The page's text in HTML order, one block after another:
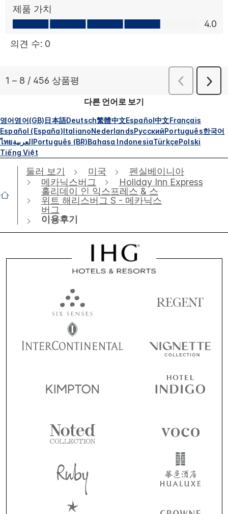
다른 언어로 보기
영어영어(GB)日本語Deutsch繁體中文Español中文Français
Español (España)ItalianoNederlandsРусскийPortuguês한국어
ไทยالعربيةPortuguês (BR)Bahasa IndonesiaTürkçePolski
Tiếng Việt
둘러 보기 미국
펜실베이니아
메카닉스버그
Holiday Inn Express
홀리데이 인 익스프레스 & 스
위트 해리스버그 S - 메카닉스
버그
이용후기